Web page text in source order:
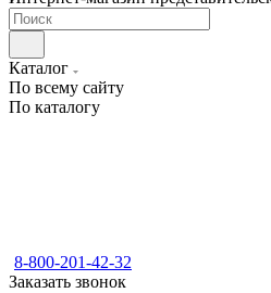
Каталог
По всему сайту
По каталогу
8-800-201-42-32
Заказать звонок